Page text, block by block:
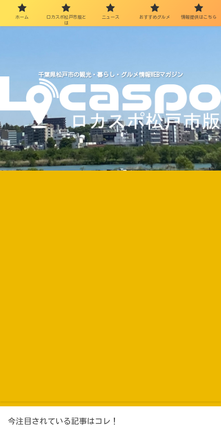
千葉県松戸市の観光・暮らし・グルメ情報WEBマガジン
今注目されている記事はコレ！
ホーム
ロカスポ松戸市版と
は
ニュース おすすめグルメ 情報提供はこちら